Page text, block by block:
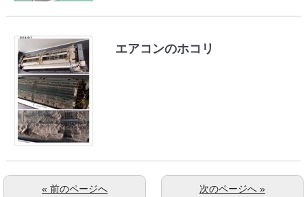
エアコンのホコリ
次のページへ »
« 前のページへ